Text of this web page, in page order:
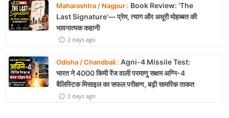
Maharashtra / Nagpur : Book Review: ‘The
Last Signature’— प्रेम, त्याग और अधूरी मोहब्बत की
भावनात्मक कहानी
2 days ago
Odisha / Chandbali : Agni-4 Missile Test:
भारत ने 4000 किमी रेंज वाली परमाणु सक्षम अग्नि-4
बैलिस्टिक मिसाइल का सफल परीक्षण, बढ़ी सामरिक ताकत
2 days ago